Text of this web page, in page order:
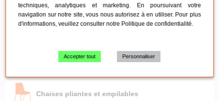
Mobilier de réunion
Tables pliante - Mange-debout
Chaises pliantes et empilables
techniques, analytiques et marketing. En poursuivant votre
navigation sur notre site, vous nous autorisez à en utiliser. Pour plus
d'informations, veuillez consulter notre Politique de confidentialité.
Accepter tout Personnaliser